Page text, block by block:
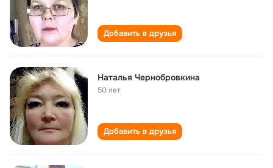
Добавить в друзья
Наталья Чернобровкина
50 лет
Добавить в друзья